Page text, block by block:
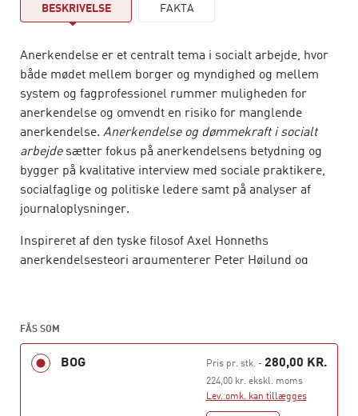
BESKRIVELSE FAKTA
Anerkendelse er et centralt tema i socialt arbejde, hvor
både mødet mellem borger og myndighed og mellem
system og fagprofessionel rummer muligheden for
anerkendelse og omvendt en risiko for manglende
anerkendelse. Anerkendelse og dømmekraft i socialt
arbejde sætter fokus på anerkendelsens betydning og
bygger på kvalitative interview med sociale praktikere,
socialfaglige og politiske ledere samt på analyser af
journaloplysninger.
Inspireret af den tyske filosof Axel Honneths
anerkendelsesteori argumenterer Peter Høilund og
mellem system og borger ofte har begrænset sans for
anerkendelsens betydning.
FÅS SOM
BOG Pris pr. stk.- 280,00 KR.
224,00 kr. ekskl. moms
Lev. omk. kan tillægges